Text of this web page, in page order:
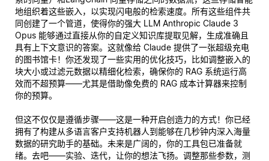
地组织着这些嵌入，以实现闪电般的检索速度。所有这些组件共
同创建了一个管道，使得你的强大 LLM Anthropic Claude 3
Opus 能够通过直接从你的自定义知识库提取见解，生成准确且
具有上下文意识的答案。这就像给 Claude 提供了一张超级充电
的图书馆卡！你还发现了一些实用的优化技巧，比如调整嵌入的
块大小或过滤元数据以精细化检索，确保你的 RAG 系统运行高
效而不超预算——尤其是借助像免费的 RAG 成本计算器来控制
你的预算。
但这不仅仅是遵循步骤——这是一种开启创造力的方式！你已经
拥有了构建从多语言客户支持机器人到能够在几秒钟内深入海量
数据的研究助手的基础。未来是广阔的，你的工具包已准备就
绪。去吧——实验、迭代，让你的想法飞扬。调整那些参数，测